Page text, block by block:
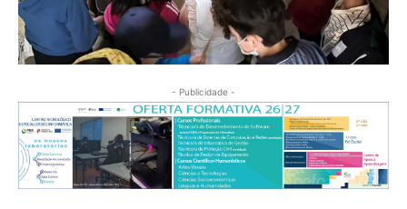
- Publicidade -